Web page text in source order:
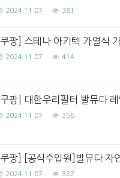
2024.11.07 381
[쿠팡] 스테나 아키텍 가열
2024.11.07 414
[쿠팡] 대한우리필터 발뮤다
2024.11.07 356
[쿠팡] [공식수입원]발뮤다
2024.11.07 387